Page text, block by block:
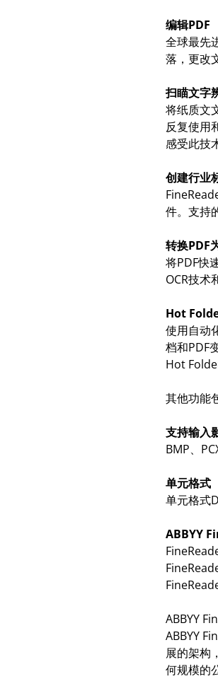
编辑PDF
全球最先
落，更改
扫瞄文字
将纸质文
反复使用
感受此技
创建行业
件。支持
转换PDF
将PDF快
OCR技术
Hot
使用自动
档和PDF
Hot
其他功能
支持输入
BMP、
单元格式
单元格式
ABBYY
ABBYY
ABBYY
展的架构
何规模的